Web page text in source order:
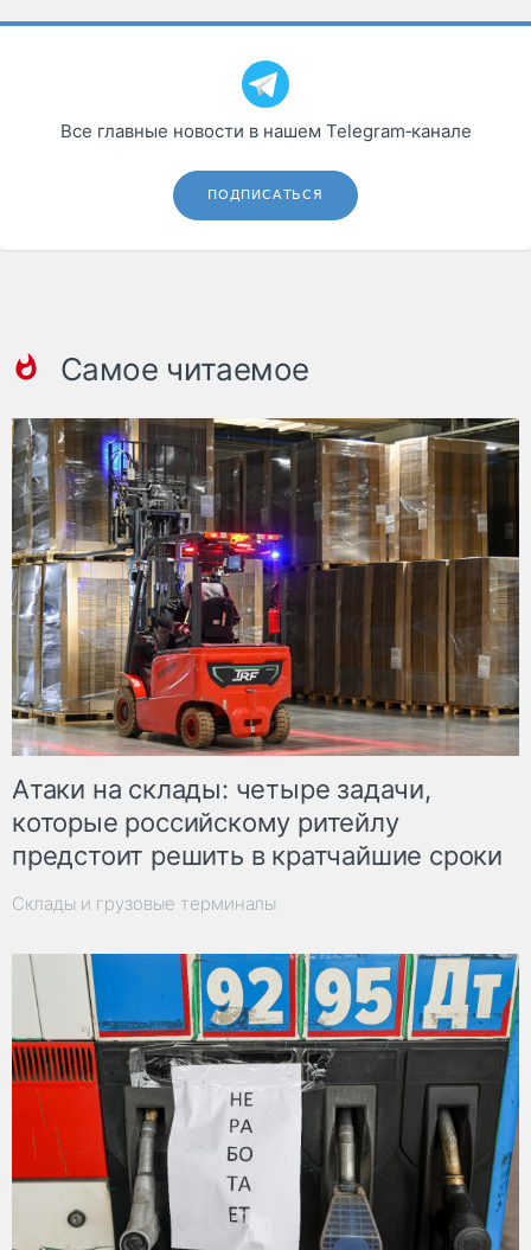
Все главные новости в нашем Telegram‑канале
ПОДПИСАТЬСЯ
Самое читаемое
Атаки на склады: четыре задачи,
которые российскому ритейлу
предстоит решить в кратчайшие сроки
Склады и грузовые терминалы